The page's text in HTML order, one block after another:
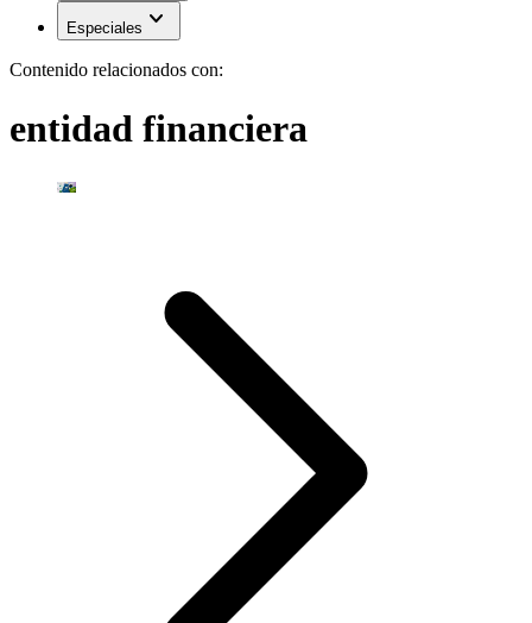
Especiales expand_more
Contenido relacionados con:
entidad financiera